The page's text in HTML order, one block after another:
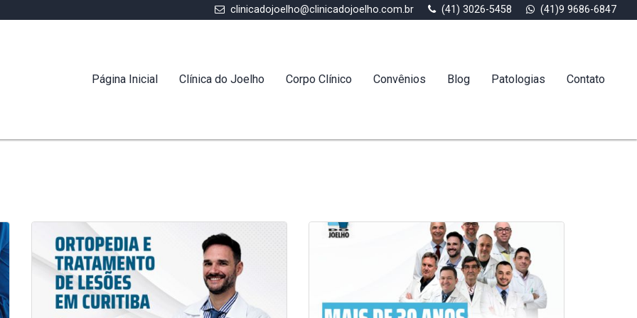
clinicadojoelho@clinicadojoelho.com.br (41) 3026-5458 (41)9 9686-6847
Página Inicial Clínica do Joelho Corpo Clínico Convênios Blog Patologias Contato